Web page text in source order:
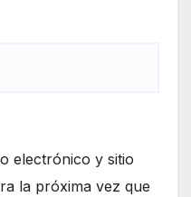
electrónico y sitio
la próxima vez que